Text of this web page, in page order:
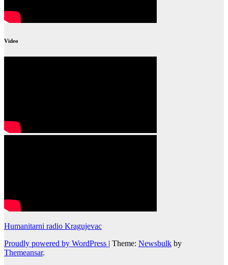
Video
Humanitarni radio Kragujevac
Proudly powered by WordPress | Theme: Newsbulk by
Themeansar.